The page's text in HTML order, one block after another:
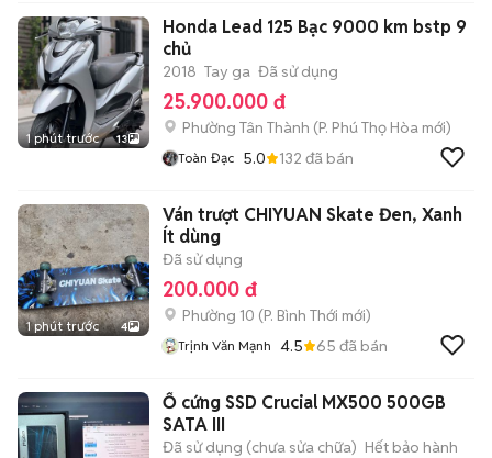
1 phút trước 13
Honda Lead 125 Bạc 9000 km bstp 9
chủ
2018 Tay ga Đã sử dụng
25.900.000 đ
Phường Tân Thành (P. Phú Thọ Hòa mới)
Toàn Đạc 5.0 132 đã bán
1 phút trước 4
Ván trượt CHIYUAN Skate Đen, Xanh
Ít dùng
Đã sử dụng
200.000 đ
Phường 10 (P. Bình Thới mới)
Trịnh Văn Mạnh 4.5 65 đã bán
Ổ cứng SSD Crucial MX500 500GB
SATA III
Đã sử dụng (chưa sửa chữa) Hết bảo hành